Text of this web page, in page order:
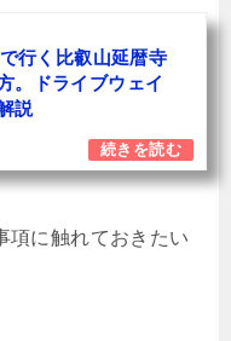
行く比叡山延暦寺
。ドライブウェイ
説
項に触れておきたい